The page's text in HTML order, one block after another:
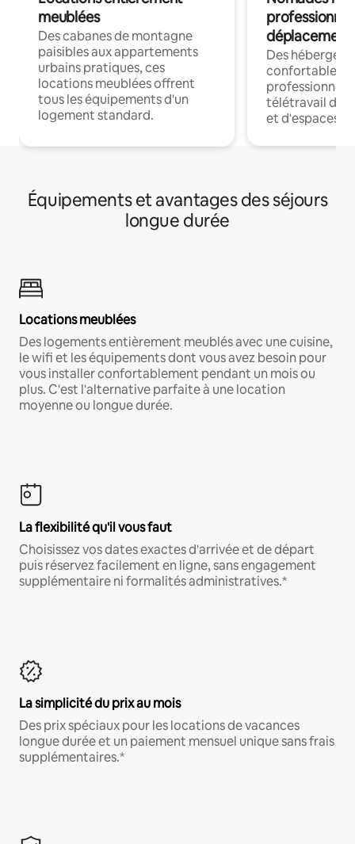
meublées
Des cabanes de montagne
paisibles aux appartements
urbains pratiques, ces
locations meublées offrent
tous les équipements d'un
logement standard.
déplacement
Des
confortables
professionnels
télétravail
et d'espaces
Équipements et avantages des séjours
longue durée
Locations meublées
Des logements entièrement meublés avec une cuisine,
le wifi et les équipements dont vous avez besoin pour
vous installer confortablement pendant un mois ou
plus. C'est l'alternative parfaite à une location
moyenne ou longue durée.
La flexibilité qu'il vous faut
Choisissez vos dates exactes d'arrivée et de départ
puis réservez facilement en ligne, sans engagement
supplémentaire ni formalités administratives.*
La simplicité du prix au mois
Des prix spéciaux pour les locations de vacances
longue durée et un paiement mensuel unique sans frais
supplémentaires.*